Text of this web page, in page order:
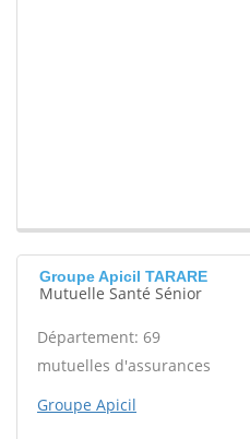
Groupe Apicil TARARE
Mutuelle Santé Sénior
Département: 69
mutuelles d'assurances
Groupe Apicil